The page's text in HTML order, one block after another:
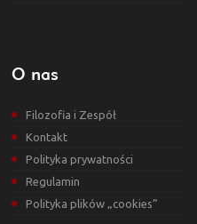
O nas
Filozofia i Zespół
Kontakt
Polityka prywatności
Regulamin
Polityka plików „cookies”